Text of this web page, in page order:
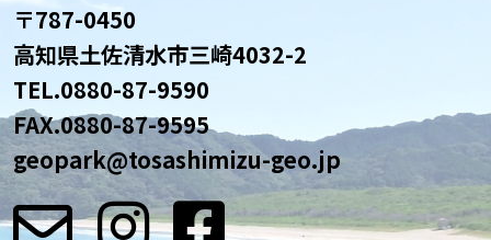
〒787-0450
高知県土佐清水市三崎4032-2
TEL.0880-87-9590
FAX.0880-87-9595
geopark@tosashimizu-geo.jp